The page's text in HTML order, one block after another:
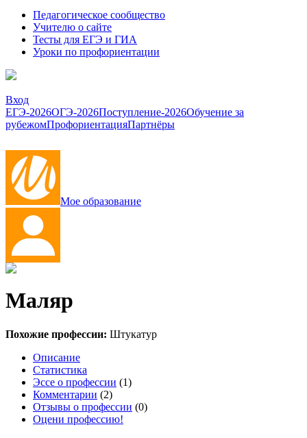
Педагогическое сообщество
Учителю о сайте
Тесты для ЕГЭ и ГИА
Уроки по профориентации
Вход
ЕГЭ-2026ОГЭ-2026Поступление-2026Обучение за
рубежомПрофориентацияПартнёры
Мое образование
Маляр
Похожие профессии: Штукатур
Описание
Статистика
Эссе о профессии (1)
Комментарии (2)
Отзывы о профессии (0)
Оцени профессию!